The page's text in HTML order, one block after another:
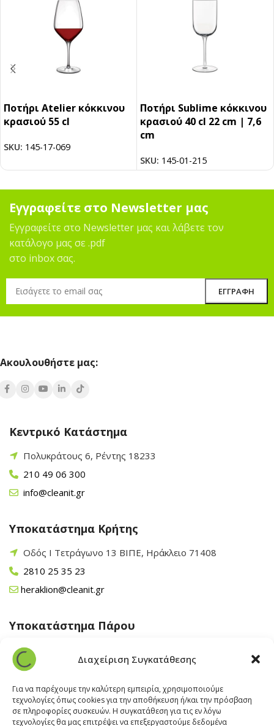
Διαχείριση Συγκατάθεσης
Για να παρέχουμε την καλύτερη εμπειρία, χρησιμοποιούμε
τεχνολογίες όπως cookies για την αποθήκευση ή/και την πρόσβαση
σε πληροφορίες συσκευών. Η συγκατάθεση για τις εν λόγω
τεχνολογίες θα μας επιτρέψει να επεξεργαστούμε δεδομένα
Ποτήρι Atelier κόκκινου
κρασιού 55 cl
SKU: 145-17-069
Ποτήρι Sublime κόκκινου
κρασιού 40 cl 22 cm | 7,6
cm
SKU: 145-01-215
Εγγραφείτε στο Newsletter μας
Εγγραφείτε στο Newsletter μας και λάβετε τον
κατάλογο μας σε .pdf
στο inbox σας.
Ακουλουθήστε μας:
Κεντρικό Κατάστημα
Πολυκράτους 6, Ρέντης 18233
210 49 06 300
info@cleanit.gr
Υποκατάστημα Κρήτης
Οδός Ι Τετράγωνο 13 ΒΙΠΕ, Ηράκλειο 71408
2810 25 35 23
heraklion@cleanit.gr
Υποκατάστημα Πάρου
Άγιος Βλάσης Αρχίλοχος, Πάρος 84400
22840 43 163
paros@cleanit.gr
Υποκατάστημα Σαντορίνης